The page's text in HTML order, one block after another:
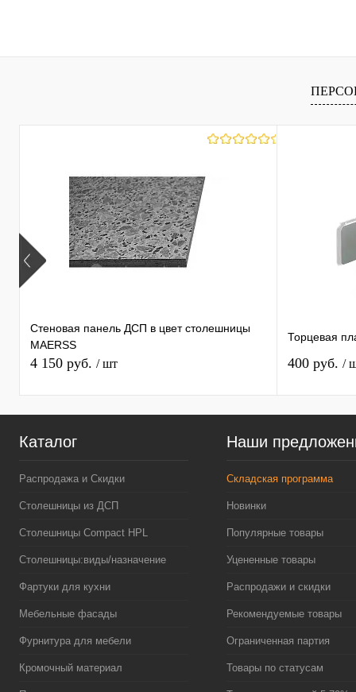
Стеновая панель ДСП в цвет столешницы
MAERSS
4 150 руб. / шт
Торцевая
400 руб. /
Каталог
Распродажа и Скидки
Столешницы из ДСП
Столешницы Compact HPL
Столешницы:виды/назначение
Фартуки для кухни
Мебельные фасады
Фурнитура для мебели
Кромочный материал
Наши
Складская программа
Новинки
Популярные товары
Уцененные товары
Распродажи и скидки
Рекомендуемые товары
Ограниченная партия
Товары по статусам